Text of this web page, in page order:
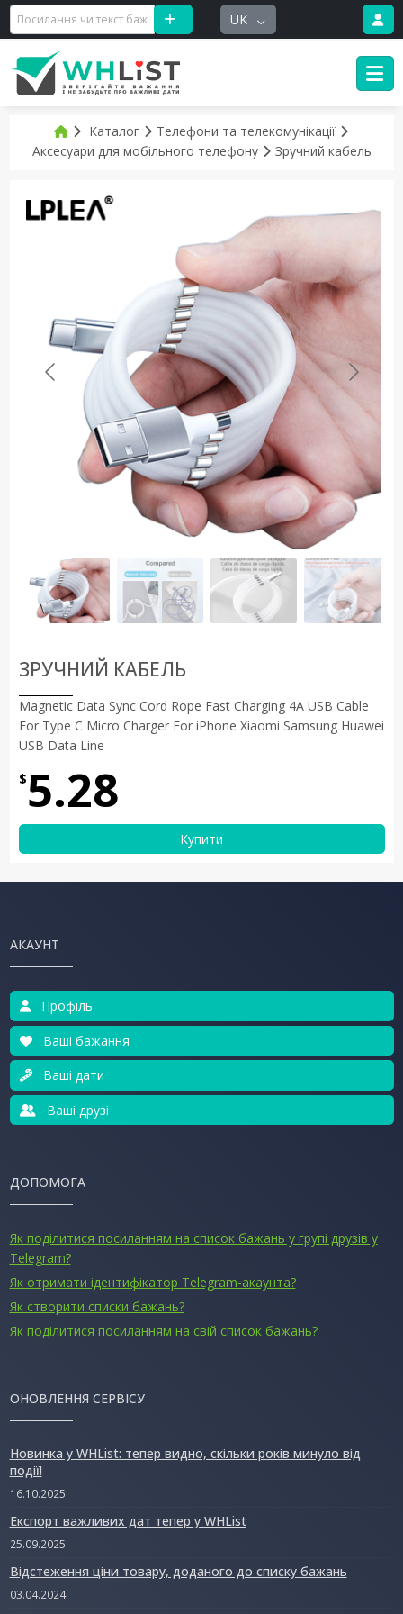
UK
Каталог
Телефони та телекомунікації
Аксесуари для мобільного телефону
Зручний кабель
ЗРУЧНИЙ КАБЕЛЬ
Magnetic Data Sync Cord Rope Fast Charging 4A USB Cable
For Type C Micro Charger For iPhone Xiaomi Samsung Huawei
USB Data Line
$5.28
Купити
АКАУНТ
Профіль
Ваші бажання
Ваші дати
Ваші друзі
ДОПОМОГА
Як поділитися посиланням на список бажань у групі друзів у
Telegram?
Як отримати ідентифікатор Telegram-акаунта?
Як створити списки бажань?
Як поділитися посиланням на свій список бажань?
ОНОВЛЕННЯ СЕРВІСУ
Новинка у WHList: тепер видно, скільки років минуло від
події!
16.10.2025
Експорт важливих дат тепер у WHList
25.09.2025
Відстеження ціни товару, доданого до списку бажань
03.04.2024